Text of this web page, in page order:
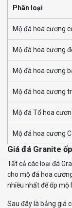
Phân loại
Mộ đá hoa cương
Mộ đá hoa cương
Mộ đá hoa cương
Mộ đá hoa cương
Mộ đá Tổ hoa
Mộ đá hoa cương
Giá đá Granite
Tất cả các loại đá
cho mộ đá hoa
nhiều nhất để ốp mộ
Sau đây là bảng giá